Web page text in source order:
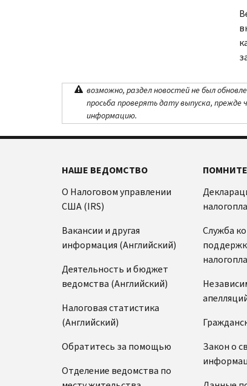
возможно, раздел новостей не был
просьба проверять дату выпуска, прежде
информацию.
НАШЕ ВЕДОМСТВО
О Налоговом управлении
США (IRS)
Вакансии и другая
информация (Английский)
Деятельность и бюджет
ведомства (Английский)
Налоговая статистика
(Английский)
Обратитесь за помощью
Отделение ведомства по
Служба
Закон о